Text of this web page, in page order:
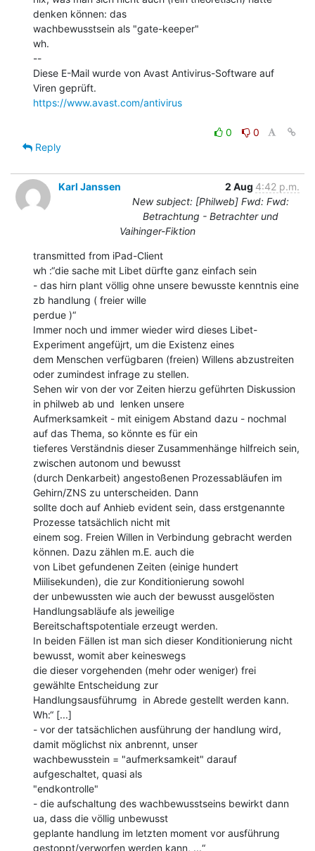
denken können: das
wachbewusstsein als "gate-keeper"
wh.
--
Diese E-Mail wurde von Avast Antivirus-Software auf
https://www.avast.com/antivirus
0
0
Reply
Karl Janssen 2 Aug 4:42 p.m.
New subject: [Philweb] Fwd: Fwd:
Betrachtung - Betrachter und
Vaihinger-Fiktion
transmitted from iPad-Client
wh :“die sache mit Libet dürfte ganz einfach sein
- das hirn plant völlig ohne unsere bewusste kenntnis eine
zb handlung ( freier wille
perdue )“
Immer noch und immer wieder wird dieses Libet-
Experiment angefüjrt, um die Existenz eines
dem Menschen verfügbaren (freien) Willens abzustreiten
oder zumindest infrage zu stellen.
Sehen wir von der vor Zeiten hierzu geführten Diskussion
in philweb ab und  lenken unsere
Aufmerksamkeit - mit einigem Abstand dazu - nochmal
auf das Thema, so könnte es für ein
tieferes Verständnis dieser Zusammenhänge hilfreich sein,
zwischen autonom und bewusst
(durch Denkarbeit) angestoßenen Prozessabläufen im
Gehirn/ZNS zu unterscheiden. Dann
sollte doch auf Anhieb evident sein, dass erstgenannte
Prozesse tatsächlich nicht mit
einem sog. Freien Willen in Verbindung gebracht werden
können. Dazu zählen m.E. auch die
von Libet gefundenen Zeiten (einige hundert
Miilisekunden), die zur Konditionierung sowohl
der unbewussten wie auch der bewusst ausgelösten
Handlungsabläufe als jeweilige
Bereitschaftspotentiale erzeugt werden.
In beiden Fällen ist man sich dieser Konditionierung nicht
bewusst, womit aber keineswegs
die dieser vorgehenden (mehr oder weniger) frei
gewählte Entscheidung zur
Handlungsausführumg  in Abrede gestellt werden kann.
Wh:“ [...]
- vor der tatsächlichen ausführung der handlung wird,
damit möglichst nix anbrennt, unser
wachbewusstein = "aufmerksamkeit" darauf
aufgeschaltet, quasi als
"endkontrolle"
- die aufschaltung des wachbewusstseins bewirkt dann
ua, dass die völlig unbewusst
geplante handlung im letzten moment vor ausführung
gestoppt/verworfen werden kann, ...“